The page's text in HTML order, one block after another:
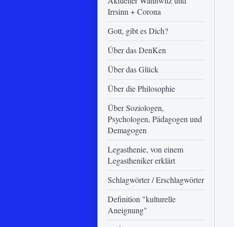
Irrsinn + Corona
Gott, gibt es Dich?
Über das DenKen
Über das Glück
Über die Philosophie
Über Soziologen,
Psychologen, Pädagogen und
Demagogen
Legasthenie, von einem
Legastheniker erklärt
Schlagwörter / Erschlagwörter
Definition "kulturelle
Aneignung"